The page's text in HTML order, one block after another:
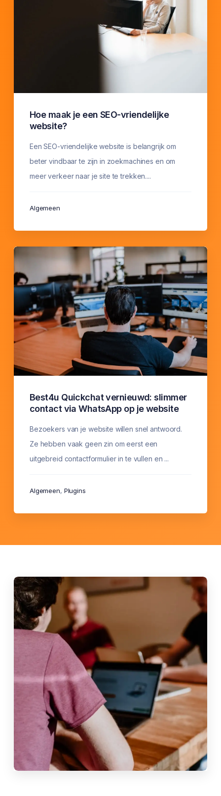
Hoe maak je een SEO-vriendelijke
website?
Een SEO-vriendelijke website is belangrijk om
beter vindbaar te zijn in zoekmachines en om
meer verkeer naar je site te trekken....
Algemeen
Best4u Quickchat vernieuwd: slimmer
contact via WhatsApp op je website
Bezoekers van je website willen snel antwoord.
Ze hebben vaak geen zin om eerst een
uitgebreid contactformulier in te vullen en ...
Algemeen, Plugins